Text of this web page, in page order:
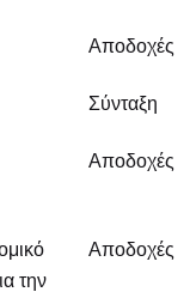
Αποδοχές
Σύνταξη
Αποδοχές
την
Αποδοχές